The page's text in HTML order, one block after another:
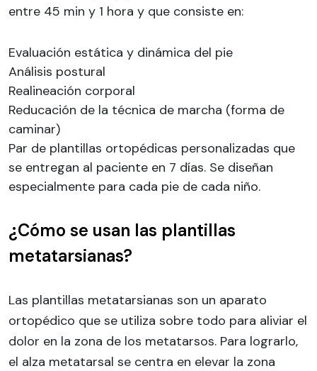
entre 45 min y 1 hora y que consiste en:
Evaluación estática y dinámica del pie
Análisis postural
Realineación corporal
Reducación de la técnica de marcha (forma de
caminar)
Par de plantillas ortopédicas personalizadas que
se entregan al paciente en 7 días. Se diseñan
especialmente para cada pie de cada niño.
¿Cómo se usan las plantillas
metatarsianas?
Las plantillas metatarsianas son un aparato
ortopédico que se utiliza sobre todo para aliviar el
dolor en la zona de los metatarsos. Para lograrlo,
el alza metatarsal se centra en elevar la zona